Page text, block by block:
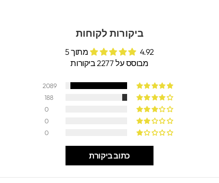
ביקורות לקוחות
4.92 מתוך 5
מבוסס על 2277 ביקורות
2089
188
0
0
0
כתוב ביקורת